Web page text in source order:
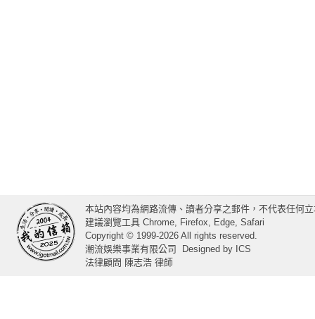
本站內容均為網路流傳、讀者分享之郵件，不代表任何
建議瀏覽工具 Chrome, Firefox, Edge, Safari
Copyright © 1999-2026 All rights reserved.
潮流娛樂事業有限公司
Designed by ICS
法律顧問 陳志浩 律師